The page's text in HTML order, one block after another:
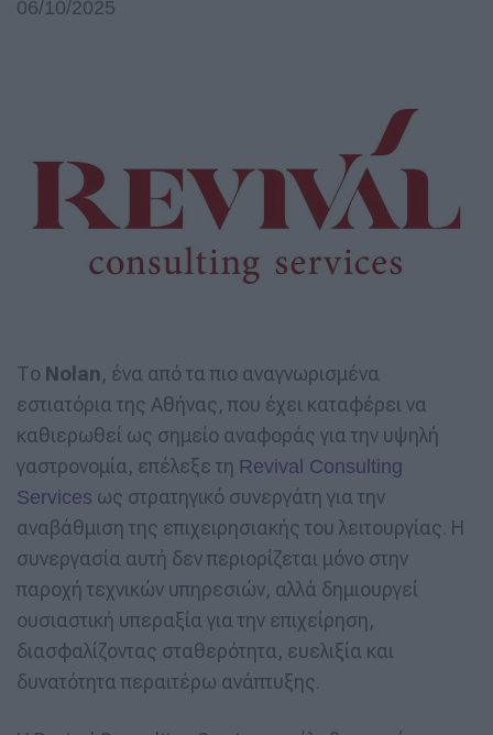
06/10/2025
Το Nolan, ένα από τα πιο αναγνωρισμένα
εστιατόρια της Αθήνας, που έχει καταφέρει να
καθιερωθεί ως σημείο αναφοράς για την υψηλή
γαστρονομία, επέλεξε τη Revival Consulting
Services ως στρατηγικό συνεργάτη για την
αναβάθμιση της επιχειρησιακής του λειτουργίας. Η
συνεργασία αυτή δεν περιορίζεται μόνο στην
παροχή τεχνικών υπηρεσιών, αλλά δημιουργεί
ουσιαστική υπεραξία για την επιχείρηση,
διασφαλίζοντας σταθερότητα, ευελιξία και
δυνατότητα περαιτέρω ανάπτυξης.